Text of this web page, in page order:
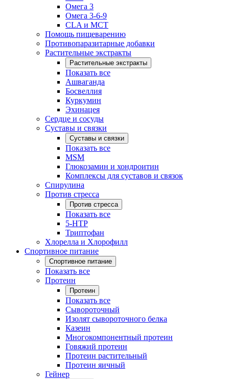
Омега 3
Омега 3-6-9
CLA и MCT
Помощь пищеварению
Противопаразитарные добавки
Растительные экстракты
Растительные экстракты
Показать все
Ашваганда
Босвеллия
Куркумин
Эхинацея
Сердце и сосуды
Суставы и связки
Суставы и связки
Показать все
MSM
Глюкозамин и хондроитин
Комплексы для суставов и связок
Спирулина
Против стресса
Против стресса
Показать все
5-HTP
Триптофан
Хлорелла и Хлорофилл
Спортивное питание
Спортивное питание
Показать все
Протеин
Протеин
Показать все
Сывороточный
Изолят сывороточного белка
Казеин
Многокомпонентный протеин
Говяжий протеин
Протеин растительный
Протеин яичный
Гейнер